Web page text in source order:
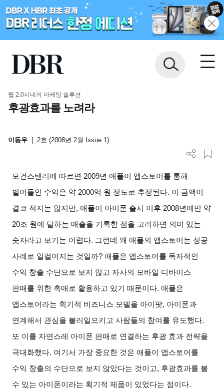
웹 2.0시대의 마케팅 솔루션
후광효과를 노려라
이동우 2호 (2008년 2월 Issue 1)
모건스탠리에 따르면 2009년 애플이 앱스토어를 통해
벌어들인 수익은 약 2000억 원 정도로 추정된다. 이 금액이
결코 적지는 않지만, 애플이 아이폰 출시 이후 2008년에만 약
20조 원에 달하는 매출을 기록한 점을 고려하면 의미 있는
숫자라고 보기는 어렵다. 그런데 왜 애플의 앱스토어는 성공
사례로 일컬어지는 것일까? 애플은 앱스토어를 독자적인
수익 창출 수단으로 보지 않고 자사의 모바일 디바이스
판매를 위한 촉매로 활용하고 있기 때문이다. 애플은
앱스토어라는 획기적 비즈니스 모델을 아이팟, 아이폰과
연계해서 관심을 불러일으키고 사람들의 참여를 유도했다.
또 이를 자연스레 아이폰 판매로 연결하는 후광 효과 전략을
극대화했다. 여기서 가장 중요한 것은 애플이 앱스토어를
수익 창출의 수단으로 보지 않았다는 것이고, 후광효과를 볼
수 있는 아이폰이라는 획기적 제품이 있었다는 점이다.